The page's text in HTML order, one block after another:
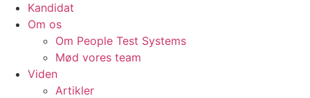
Kandidat
Om os
Om People Test Systems
Mød vores team
Viden
Artikler